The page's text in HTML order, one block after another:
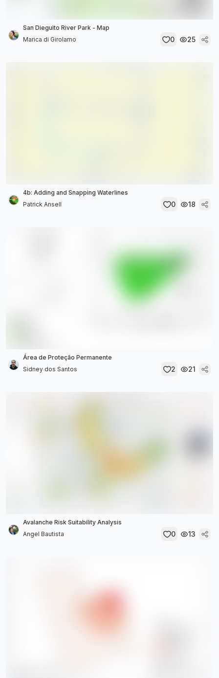
San Dieguito River Park - Map
Marica di Girolamo
0 25
4b: Adding and Snapping Waterlines
Patrick Ansell
0 18
Área de Proteção Permanente
Sidney dos Santos
2 21
Avalanche Risk Suitability Analysis
Angel Bautista
0 13